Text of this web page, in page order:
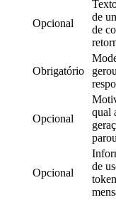
Opcional
de
de
Obrigatório
Opcional
qual
Opcional
de